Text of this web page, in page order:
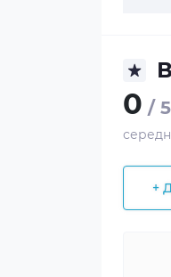
0 / 5
+